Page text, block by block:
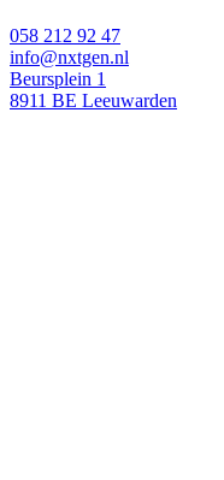
058 212 92 47
info@nxtgen.nl
Beursplein 1
8911 BE Leeuwarden